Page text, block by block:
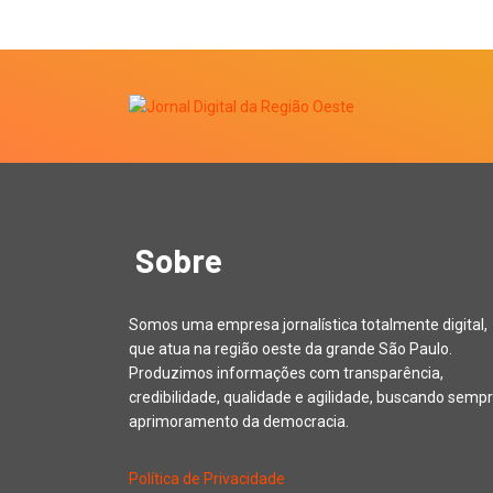
Sobre
Somos uma empresa jornalística totalmente digital,
que atua na região oeste da grande São Paulo.
Produzimos informações com transparência,
credibilidade, qualidade e agilidade, buscando
aprimoramento da democracia.
Política de Privacidade